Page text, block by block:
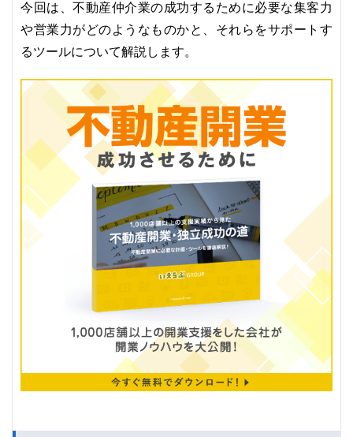
今回は、不動産仲介業の成功するために必要な集客力
や営業力がどのようなものかと、それらをサポートす
るツールについて解説します。